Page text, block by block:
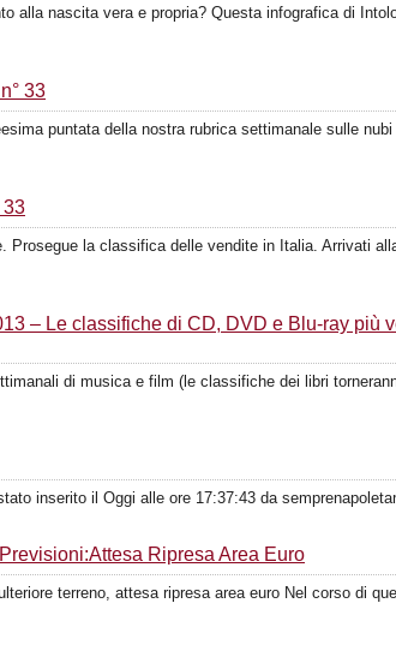
alla nascita vera e propria? Questa infografica di
33
puntata della nostra rubrica settimanale sulle
33
Prosegue la classifica delle vendite in Italia. Arrivati
– Le classifiche di CD, DVD e Blu-ray più
di musica e film (le classifiche dei libri
inserito il Oggi alle ore 17:37:43 da
Ripresa Area Euro
terreno, attesa ripresa area euro Nel corso di